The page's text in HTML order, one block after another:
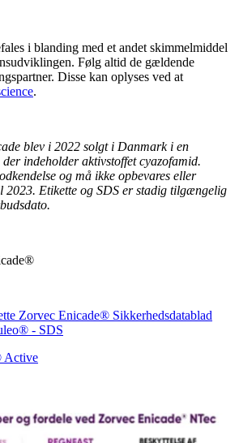
i blanding med et andet skimmelmiddel
Følg altid de gældende
Disse kan oplyses ved at
.
blev i 2022 solgt i Danmark i en
indeholder aktivstoffet cyazofamid.
og må ikke opbevares eller
2023. Etikette og SDS er stadig tilgængelig
Zorvec Enicade® Sikkerhedsdatablad
- SDS
Active